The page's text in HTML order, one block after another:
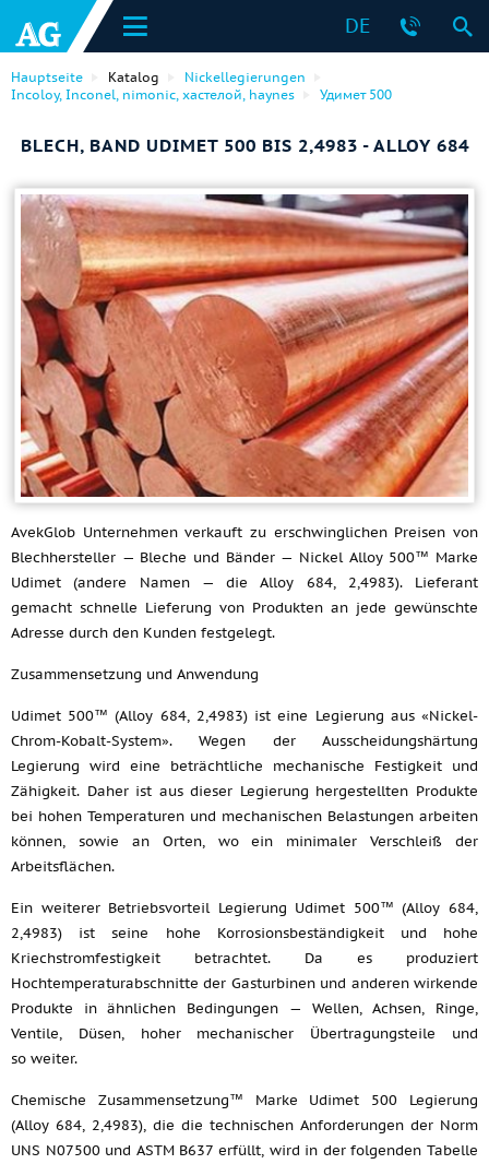
DE
Hauptseite Katalog
Nickellegierungen
Incoloy, Inconel, nimonic, хастелой, haynes
Удимет 500
BLECH, BAND UDIMET 500 BIS 2,4983 - ALLOY 684
AvekGlob Unternehmen verkauft zu erschwinglichen Preisen von
Blechhersteller — Bleche und Bänder — Nickel Alloy 500™ Marke
Udimet (andere Namen — die Alloy 684, 2,4983). Lieferant
gemacht schnelle Lieferung von Produkten an jede gewünschte
Adresse durch den Kunden festgelegt.
Zusammensetzung und Anwendung
Udimet 500™ (Alloy 684, 2,4983) ist eine Legierung aus «Nickel-
Chrom-Kobalt-System». Wegen der Ausscheidungshärtung
Legierung wird eine beträchtliche mechanische Festigkeit und
Zähigkeit. Daher ist aus dieser Legierung hergestellten Produkte
bei hohen Temperaturen und mechanischen Belastungen arbeiten
können, sowie an Orten, wo ein minimaler Verschleiß der
Arbeitsflächen.
Ein weiterer Betriebsvorteil Legierung Udimet 500™ (Alloy 684,
2,4983) ist seine hohe Korrosionsbeständigkeit und hohe
Kriechstromfestigkeit betrachtet. Da es produziert
Hochtemperaturabschnitte der Gasturbinen und anderen wirkende
Produkte in ähnlichen Bedingungen — Wellen, Achsen, Ringe,
Ventile, Düsen, hoher mechanischer Übertragungsteile und
so weiter.
Chemische Zusammensetzung™ Marke Udimet 500 Legierung
(Alloy 684, 2,4983), die die technischen Anforderungen der Norm
UNS N07500 und ASTM B637 erfüllt, wird in der folgenden Tabelle